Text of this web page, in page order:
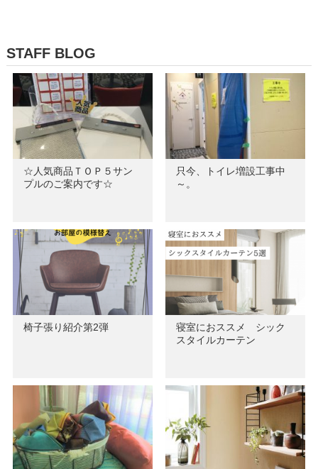
STAFF BLOG
☆人気商品ＴＯＰ５サン
プルのご案内です☆
只今、トイレ増設工事中
～。
椅子張り紹介第2弾
寝室におススメ シック
スタイルカーテン